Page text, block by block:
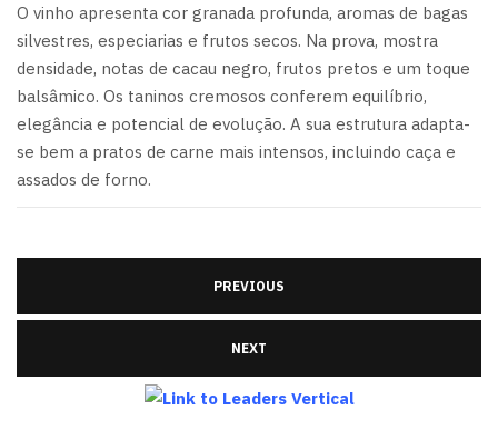
O vinho apresenta cor granada profunda, aromas de bagas
silvestres, especiarias e frutos secos. Na prova, mostra
densidade, notas de cacau negro, frutos pretos e um toque
balsâmico. Os taninos cremosos conferem equilíbrio,
elegância e potencial de evolução. A sua estrutura adapta-
se bem a pratos de carne mais intensos, incluindo caça e
assados de forno.
PREVIOUS
NEXT